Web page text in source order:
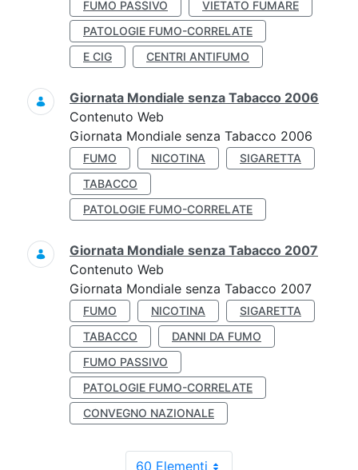
FUMO PASSIVO
VIETATO FUMARE
PATOLOGIE FUMO-CORRELATE
E CIG
CENTRI ANTIFUMO
Giornata Mondiale senza Tabacco 2006
Contenuto Web
Giornata Mondiale senza Tabacco 2006
FUMO NICOTINA
SIGARETTA
TABACCO
PATOLOGIE FUMO-CORRELATE
Giornata Mondiale senza Tabacco 2007
Contenuto Web
Giornata Mondiale senza Tabacco 2007
FUMO NICOTINA
SIGARETTA
TABACCO
DANNI DA FUMO
FUMO PASSIVO
PATOLOGIE FUMO-CORRELATE
CONVEGNO NAZIONALE
60 Elementi